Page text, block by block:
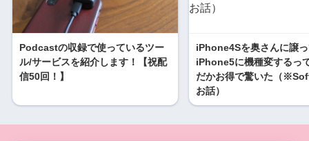
Podcastの収録で使っているツー
ル/サービスを紹介します！【祝配
信50回！】
iPhone4Sを奥さんに譲
iPhone5に機種変するっ
だかお得で驚いた（
お話）